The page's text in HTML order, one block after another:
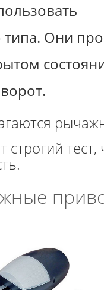
Они
строгий